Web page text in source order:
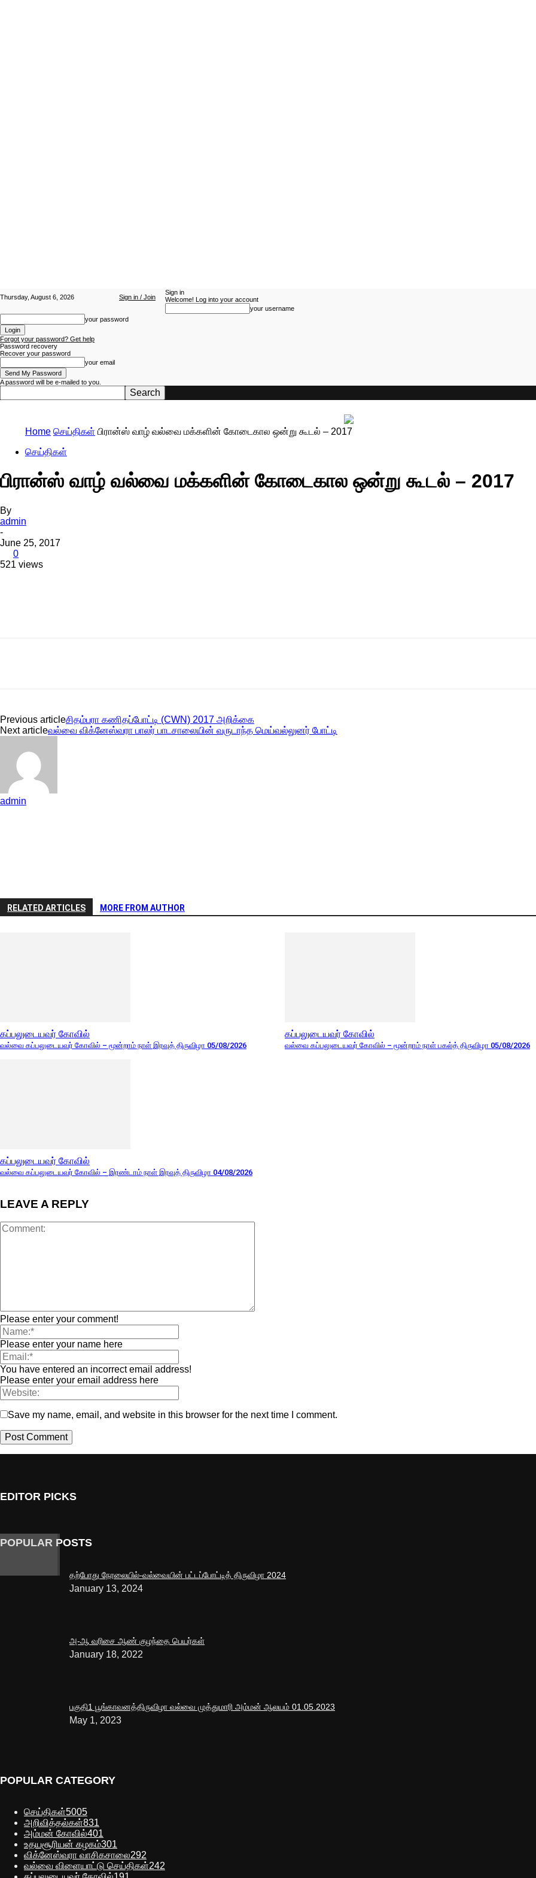
Thursday, August 6, 2026 Sign in / Join
Sign in
Welcome! Log into your account
your username
your password
Forgot your password? Get help
Password recovery
Recover your password
your email
A password will be e-mailed to you.
Home செய்திகள் பிரான்ஸ் வாழ் வல்வை மக்களின் கோடைகால ஒன்று கூடல் – 2017
செய்திகள்
பிரான்ஸ் வாழ் வல்வை மக்களின் கோடைகால ஒன்று கூடல் – 2017
By
admin
-
June 25, 2017
0
521 views
Previous articleசிதம்பரா கணிதப்போட்டி (CWN) 2017 அறிக்கை
Next articleவல்வை விக்னேஸ்வரா பாலர் பாடசாலையின் வருடாந்த மெய்வல்லுனர் போட்டி
admin
RELATED ARTICLES MORE FROM AUTHOR
கப்பலுடையவர் கோவில்
வல்வை கப்பலுடையவர் கோவில் – மூன்றாம் நாள் இரவுத் திருவிழா 05/08/2026
கப்பலுடையவர் கோவில்
வல்வை கப்பலுடையவர் கோவில் – மூன்றாம் நாள் பகல்த் திருவிழா 05/08/2026
கப்பலுடையவர் கோவில்
வல்வை கப்பலுடையவர் கோவில் – இரண்டாம் நாள் இரவுத் திருவிழா 04/08/2026
LEAVE A REPLY
Please enter your comment!
Please enter your name here
You have entered an incorrect email address!
Please enter your email address here
Save my name, email, and website in this browser for the next time I comment.
EDITOR PICKS
POPULAR POSTS
தற்போது நேரலையில்-வல்வையின் பட்டப்போட்டித் திருவிழா 2024
January 13, 2024
அ-ஆ வரிசை ஆண் குழந்தை பெயர்கள்
January 18, 2022
பகுதி1 பூங்காவனத்திருவிழா வல்வை முத்துமாரி அம்மன் ஆலயம் 01.05.2023
May 1, 2023
POPULAR CATEGORY
செய்திகள்5005
அறிவித்தல்கள்831
அம்மன் கோவில்401
உதயசூரியன் கழகம்301
விக்னேஸ்வரா வாசிகசாலை292
வல்வை விளையாட்டு செய்திகள்242